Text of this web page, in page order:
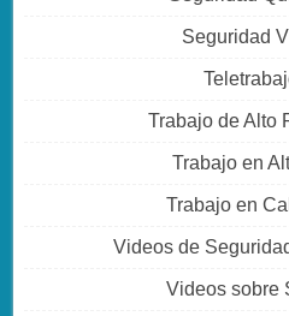
Seguridad
Trabajo de Alto
Trabajo en
Trabajo en
Videos de
Videos sobre